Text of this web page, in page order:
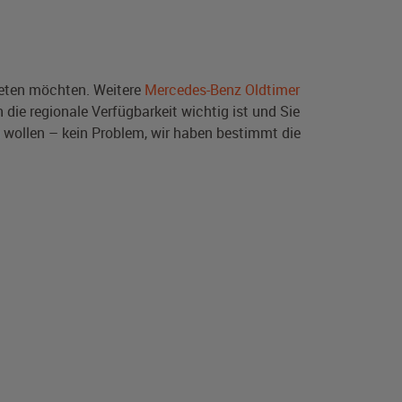
möchten. Weitere Mercedes-Benz Oldtimer
regionale Verfügbarkeit wichtig ist und Sie
wollen – kein Problem, wir haben bestimmt die